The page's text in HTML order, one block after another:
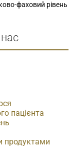
фаховий рівень
пацієнта
продуктами